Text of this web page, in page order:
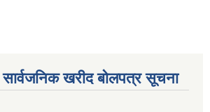
सार्वजनिक खरीद बोलपत्र सूचना